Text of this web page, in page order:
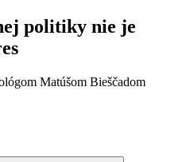
politiky nie je
Matúšom Bieščadom